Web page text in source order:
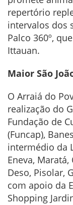
repertório
intervalos dos
Palco 360º,
Ittauan.
Maior São
O Arraiá do
realização do
Fundação de
(Funcap),
intermédio da
Eneva, Maratá,
Deso, Pisolar,
com apoio da
Shopping